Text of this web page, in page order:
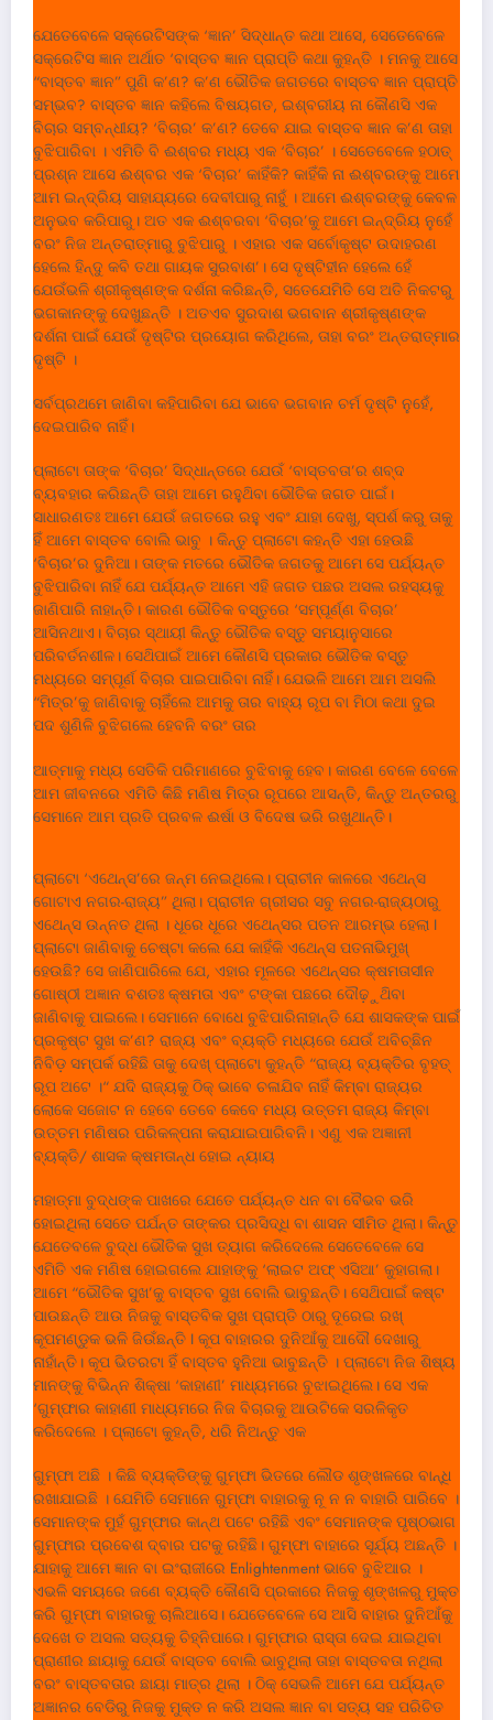
ଯେତେବେଳେ ସକ୍ରେଟିସଙ୍କ ‘ଜ୍ଞାନ’ ସିଦ୍ଧାନ୍ତ କଥା ଆସେ, ସେତେବେଳେ
ସକ୍ରେଟିସ ଜ୍ଞାନ ଅର୍ଥାତ ‘ବାସ୍ତବ ଜ୍ଞାନ ପ୍ରାପ୍ତି କଥା କୁହନ୍ତି । ମନକୁ ଆସେ
“ବାସ୍ତବ ଜ୍ଞାନ” ପୁଣି କ’ଣ? କ’ଣ ଭୌତିକ ଜଗତରେ ବାସ୍ତବ ଜ୍ଞାନ ପ୍ରାପ୍ତି
ସମ୍ଭବ? ବାସ୍ତବ ଜ୍ଞାନ କହିଲେ ବିଷୟଗତ, ଇଶ୍ବରୀୟ ନା କୌଣସି ଏକ
ବିଚାର ସମ୍ବନ୍ଧୀୟ? ‘ବିଚାର’ କ’ଣ? ତେବେ ଯାଇ ବାସ୍ତବ ଜ୍ଞାନ କ’ଣ ତାହା
ବୁଝିପାରିବା । ଏମିତି ବି ଈଶ୍ବର ମଧ୍ୟ ଏକ ‘ବିଚାର’ । ସେତେବେଳେ ହଠାତ୍
ପ୍ରଶ୍ନ ଆସେ ଈଶ୍ବର ଏକ ‘ବିଚାର’ କାହିଁକି? କାହିଁକି ନା ଈଶ୍ବରଙ୍କୁ ଆମେ
ଆମ ଇନ୍ଦ୍ରିୟ ସାହାଯ୍ୟରେ ଦେବୀପାରୁ ନାହୁଁ । ଆମେ ଈଶ୍ବରଙ୍କୁ କେବଳ
ଅନୁଭବ କରିପାରୁ। ଅତ ଏକ ଈଶ୍ବରବା ‘ବିଚାର’କୁ ଆମେ ଇନ୍ଦ୍ରିୟ ନୁହେଁ
ବରଂ ନିଜ ଅନ୍ତରାତ୍ମାରୁ ବୁଝିପାରୁ । ଏହାର ଏକ ସର୍ବୋକୃଷ୍ଟ ଉଦାହରଣ
ହେଲେ ହିନ୍ଦୁ କବି ତଥା ଗାୟକ ସୁରବାଶ’। ସେ ଦୃଷ୍ଟିହୀନ ହେଲେ ହେଁ
ଯେଉଁଭଳି ଶ୍ରୀକୃଷ୍ଣଙ୍କ ଦର୍ଶନା କରିଛନ୍ତି, ସତେଯେମିତି ସେ ଅତି ନିକଟରୁ
ଭଗକାନଙ୍କୁ ଦେଖୁଛନ୍ତି । ଅତଏବ ସୁରଦାଶ ଭଗବାନ ଶ୍ରୀକୃଷ୍ଣଙ୍କ
ଦର୍ଶନା ପାଇଁ ଯେଉଁ ଦୃଷ୍ଟିର ପ୍ରୟୋଗ କରିଥିଲେ, ତାହା ବରଂ ଅନ୍ତରାତ୍ମାର
ଦୃଷ୍ଟି ।
ସର୍ବପ୍ରଥମେ ଜାଣିବା କହିପାରିବା ଯେ ଭାବେ ଭଗବାନ ଚର୍ମ ଦୃଷ୍ଟି ନୁହେଁ,
ଦେଇପାରିବ ନାହିଁ।
ପ୍ଲାଟୋ ତାଙ୍କ ‘ବିଚାର’ ସିଦ୍ଧାନ୍ତରେ ଯେଉଁ ‘ବାସ୍ତବତା’ର ଶବ୍ଦ
ବ୍ୟବହାର କରିଛନ୍ତି ତାହା ଆମେ ରହୁଥ‌ିବା ଭୌତିକ ଜଗତ ପାଇଁ।
ସାଧାରଣତଃ ଆମେ ଯେଉଁ ଜଗତରେ ରହୁ ଏବଂ ଯାହା ଦେଖୁ, ସ୍ପର୍ଶ କରୁ ତାକୁ
ହିଁ ଆମେ ବାସ୍ତବ ବୋଲି ଭାବୁ । କିନ୍ତୁ ପ୍ଲାଟୋ କହନ୍ତି ଏହା ହେଉଛି
‘ବିଚାର’ର ଦୁନିଆ। ତାଙ୍କ ମତରେ ଭୌତିକ ଜଗତକୁ ଆମେ ସେ ପର୍ଯ୍ୟନ୍ତ
ବୁଝିପାରିବା ନାହିଁ ଯେ ପର୍ଯ୍ୟନ୍ତ ଆମେ ଏହି ଜଗତ ପଛର ଅସଲ ରହସ୍ୟକୁ
ଜାଣିପାରି ନାହାନ୍ତି। କାରଣ ଭୌତିକ ବସ୍ତୁରେ ‘ସମ୍ପୂର୍ଣ୍ଣ ବିଚାର’
ଆସିନଥାଏ। ବିଚାର ସ୍ଥାୟୀ କିନ୍ତୁ ଭୌତିକ ବସ୍ତୁ ସମୟାନୁସାରେ
ପରିବର୍ତନଶୀଳ। ସେଥ‌ିପାଇଁ ଆମେ କୌଣସି ପ୍ରକାର ଭୌତିକ ବସ୍ତୁ
ମଧ୍ୟରେ ସମ୍ପୂର୍ଣ ବିଚାର ପାଇପାରିବା ନାହିଁ। ଯେଭଳି ଆମେ ଆମ ଅସଲି
“ମିତ୍ର’କୁ ଜାଣିବାକୁ ଚାହିଁଲେ ଆମକୁ ତାର ବାହ୍ୟ ରୂପ ବା ମିଠା କଥା ଦୁଇ
ପଦ ଶୁଣିଳି ବୁଝିଗଲେ ହେବନି ବରଂ ତାର
ଆତ୍ମାକୁ ମଧ୍ୟ ସେତିକି ପରିମାଣରେ ବୁଝିବାକୁ ହେବ। କାରଣ ବେଳେ ବେଳେ
ଆମ ଜୀବନରେ ଏମିତି କିଛି ମଣିଷ ମିତ୍ର ରୂପରେ ଆସନ୍ତି, କିନ୍ତୁ ଅନ୍ତରରୁ
ସେମାନେ ଆମ ପ୍ରତି ପ୍ରବଳ ଈର୍ଷା ଓ ବିଦେଷ ଭରି ରଖୁଥାନ୍ତି।
ପ୍ଲାଟୋ ‘ଏଥେନ୍ସ’ରେ ଜନ୍ମ ନେଇଥିଲେ। ପ୍ରାଚୀନ କାଳରେ ଏଥେନ୍ସ
ଗୋଟାଏ ନଗର-ରାଜ୍ୟ” ଥିଲା। ପ୍ରାଚୀନ ଗ୍ରୀସର ସବୁ ନଗର-ରାଜ୍ୟଠାରୁ
ଏଥେନ୍ସ ଉନ୍ନ‌ତ ଥିଲା । ଧୂରେ ଧୂରେ ଏଥେନ୍ସର ପତନ ଆରମ୍ଭ ହେଲା I
ପ୍ଲାଟୋ ଜାଣିବାକୁ ଚେଷ୍ଟା କଲେ ଯେ କାହିଁକି ଏଥେନ୍ସ ପତନାଭିମୁଖ୍
ହେଉଛି? ସେ ଜାଣିପାରିଲେ ଯେ, ଏହାର ମୂଳରେ ଏଥେନ୍ସର କ୍ଷମତାସୀନ
ଗୋଷ୍ଠୀ ଅଜ୍ଞାନ ବଶତଃ କ୍ଷମତା ଏବଂ ଟଙ୍କା ପଛରେ ଦୌଢ଼ୁଥ‌ିବା
ଜାଣିବାକୁ ପାଇଲେ। ସେମାନେ ବୋଧେ ବୁଝିପାରିନାହାନ୍ତି ଯେ ଶାସକଙ୍କ ପାଇଁ
ପ୍ରକୃଷ୍ଟ ସୁଖ କ’ଣ? ରାଜ୍ୟ ଏବଂ ବ୍ୟକ୍ତି ମଧ୍ୟରେ ଯେଉଁ ଅବିଚ୍ଛିନ
ନିବିଡ଼ ସମ୍ପର୍କ ରହିଛି ତାକୁ ଦେଖ୍ ପ୍ଲାଟୋ କୁହନ୍ତି “ରାଜ୍ୟ ବ୍ୟକ୍ତିର ବୃହତ୍
ରୂପ ଅଟେ ।“ ଯଦି ରାଜ୍ୟକୁ ଠିକ୍ ଭାବେ ଚଳାଯିବ ନାହିଁ କିମ୍ବା ରାଜ୍ୟର
ଲୋକେ ସଜୋଟ ନ ହେବେ ତେବେ କେବେ ମଧ୍ୟ ଉତ୍ତମ ରାଜ୍ୟ କିମ୍ବା
ଉତ୍ତମ ମଣିଷର ପରିକଳ୍ପନା କରାଯାଇପାରିବନି। ଏଣୁ ଏକ ଅଜ୍ଞାନୀ
ବ୍ୟକ୍ତି/ ଶାସକ କ୍ଷମତାନ୍ଧ ହୋଇ ନ୍ୟାୟ
ମହାତ୍ମା ବୁଦ୍ଧଙ୍କ ପାଖରେ ଯେତେ ପର୍ଯ୍ୟନ୍ତ ଧନ ବା ବୈଭବ ଭରି
ହୋଇଥିଲା ସେତେ ପର୍ଯନ୍ତ ତାଙ୍କର ପ୍ରସିଦ୍ଧି ବା ଶାସନ ସୀମିତ ଥିଲା। କିନ୍ତୁ
ଯେତେବଳେ ବୁଦ୍ଧ ଭୌତିକ ସୁଖ ତ୍ୟାଗ କରିଦେଲେ ସେତେବେଳେ ସେ
ଏମିତି ଏକ ମଣିଷ ହୋଇଗଲେ ଯାହାଙ୍କୁ ‘ଲାଇଟ ଅଫ୍ ଏସିଆ’ କୁହାଗଲା।
ଆମେ “ଭୌତିକ ସୁଖ’କୁ ବାସ୍ତବ ସୁଖ ବୋଲି ଭାବୁଛନ୍ତି। ସେଥ‌ିପାଇଁ କଷ୍ଟ
ପାଉଛନ୍ତି ଆଉ ନିଜକୁ ବାସ୍ତବିକ ସୁଖ ପ୍ରାପ୍ତି ଠାରୁ ଦୂରେଇ ରଖ୍
କୂପମଣ୍ଡୁକ ଭଳି ଜିଉଁଛନ୍ତି I କୂପ ବାହାରର ଦୁନିଆଁକୁ ଆଦୌ ଦେଖାରୁ
ନାହାଁନ୍ତି। କୂପ ଭିତରଟା ହିଁ ବାସ୍ତବ ହୁନିଆ ଭାବୁଛନ୍ତି । ପ୍ଲାଟୋ ନିଜ ଶିଷ୍ୟ
ମାନଙ୍କୁ ବିଭିନ୍ନ ଶିକ୍ଷା ‘କାହାଣୀ’ ମାଧ୍ୟମରେ ବୁଝାଇଥିଲେ। ସେ ଏକ
‘ଗୁମ୍ଫାର କାହାଣୀ ମାଧ୍ୟମରେ ନିଜ ବିଚାରକୁ ଆଉଟିକେ ସରଳିକୃତ
କରିଦେଲେ । ପ୍ଲାଟୋ କୁହନ୍ତି, ଧରି ନିଅନ୍ତୁ ଏକ
ଗୁମ୍ଫା ଅଛି । କିଛି ବ୍ୟକ୍ତିଙ୍କୁ ଗୁମ୍ଫା ଭିତରେ ଲୌଡ ଶୃଙ୍ଖଳରେ ବାନ୍ଧି
ରଖାଯାଇଛି । ଯେମିତି ସେମାନେ ଗୁମ୍ଫା ବାହାରକୁ ନୂ ନ ନ ବାହାରି ପାରିବେ ।
ସେମାନଙ୍କ ମୁହଁ ଗୁମ୍ଫାର କାନ୍ଥ ପଟେ ରହିଛି ଏବଂ ସେମାନଙ୍କ ପୃଷ୍ଠଭାଗ
ଗୁମ୍ଫାର ପ୍ରବେଶ ଦ୍ବାର ପଟକୁ ରହିଛି। ଗୁମ୍ଫା ବାହାରେ ସୂର୍ଯ୍ୟ ଅଛନ୍ତି ।
ଯାହାକୁ ଆମେ ଜ୍ଞାନ ବା ଇଂରାଜୀରେ Enlightenment ଭାବେ ବୁଝିଆର ।
ଏଭଳି ସମୟରେ ଜଣେ ବ୍ୟକ୍ତି କୌଣସି ପ୍ରକାରେ ନିଜକୁ ଶୃଙ୍ଖଳରୁ ମୁକ୍ତ
କରି ଗୁମ୍ଫା ବାହାରକୁ ଚାଲିଆସେ। ଯେତେବେଳେ ସେ ଆସି ବାହାର ଦୁନିଆଁକୁ
ଦେଖେ ତ ଅସଲ ସତ୍ୟକୁ ଚିହ୍ନିପାରେ। ଗୁମ୍ଫାର ରାସ୍ତା ଦେଇ ଯାଇଥିବା
ପ୍ରାଣୀର ଛାୟାକୁ ଯେଉଁ ବାସ୍ତବ ବୋଲି ଭାବୁଥିଲା ତାହା ବାସ୍ତବତା ନଥିଲା
ବରଂ ବାସ୍ତବତାର ଛାୟା ମାତ୍ର ଥିଲା । ଠିକ୍ ସେଭଳି ଆମେ ଯେ ପର୍ଯ୍ୟନ୍ତ
ଅଜ୍ଞାନର ବେଡିରୁ ନିଜକୁ ମୁକ୍ତ ନ କରି ଅସଲ ଜ୍ଞାନ ବା ସତ୍ୟ ସହ ପରିଚିତ